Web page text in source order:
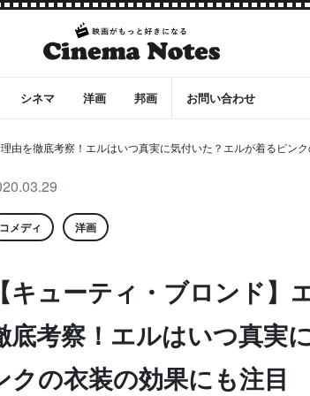
シネマ 洋画 邦画 お問い合わせ
由を徹底考察！エルはいつ真実に気付いた？エルが着るピン
コメディ 洋画
【キューティ・ブロンド
底考察！エルはいつ真実
クの衣装の効果にも注目